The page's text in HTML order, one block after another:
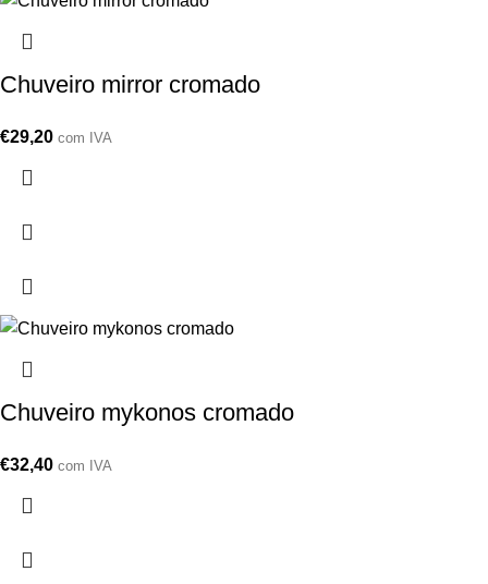
Chuveiro mirror cromado
€29,20 com IVA
Chuveiro mykonos cromado
€32,40 com IVA